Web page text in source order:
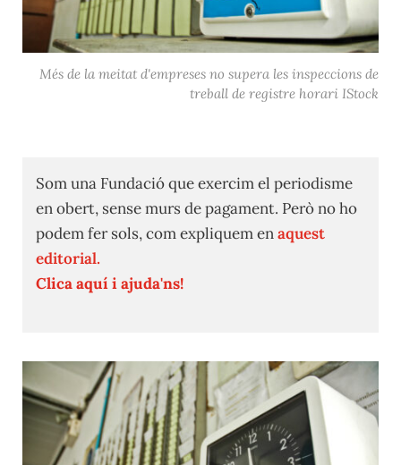
Més de la meitat d'empreses no supera les inspeccions de
treball de registre horari IStock
Som una Fundació que exercim el periodisme
en obert, sense murs de pagament. Però no ho
podem fer sols, com expliquem enaquest
editorial.
Clica aquí i ajuda'ns!